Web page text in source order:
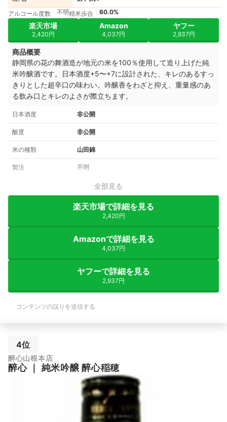
アルコール度数 不明精米歩合 60.0%
楽天市場
2,420円
Amazon
4,037円
ヤフー
2,937円
商品概要
静岡県の花の舞酒造が地元の米を100％使用して造り上げた純
米吟醸酒です。日本酒度+5〜+7に設計された、キレのあるすっ
きりとした超辛口の味わい。吟醸香をわざと抑え、重量感のあ
る飲み口とキレのよさが際立ちます。
日本酒度 非公開
酸度 非公開
米の種類 山田錦
製法 不明
全部見る
楽天市場で詳細を見る
2,420円
Amazonで詳細を見る
4,037円
ヤフーで詳細を見る
2,937円
コンテンツの誤りを送信する
4位
醉心山根本店
醉心｜ 純米吟醸 醉心稲穂